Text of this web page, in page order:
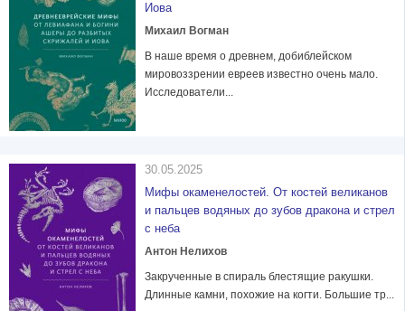
Иова
Михаил Вогман
В наше время о древнем, добиблейском
мировоззрении евреев известно очень мало.
Исследователи...
30.05.2025
Мифы окаменелостей. От костей великанов
и пальцев водяных до зубов дракона и стрел
с неба
Антон Нелихов
Закрученные в спираль блестящие ракушки.
Длинные камни, похожие на когти. Большие тр...